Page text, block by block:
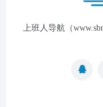
上班人导航（